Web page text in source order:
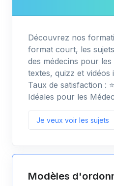
Découvrez nos
format court, les
des médecins pour
textes, quizz et
Taux de satisfaction :
Idéales pour les
Je veux voir les sujets
Modèles